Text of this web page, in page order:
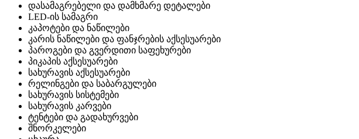
დასამაგრებელი და დამხმარე დეტალები
LED-ის სამაგრი
კაპოტები და ნაწილები
კარის ნაწილები და ფანჯრების აქსესუარები
პაროგები და გვერდითი საფეხურები
პიკაპის აქსესუარები
სახურავის აქსესუარები
რელინგები და საბარგულები
სახურავის სისტემები
სახურავის კარვები
ტენტები და გადახურვები
შნორკელები